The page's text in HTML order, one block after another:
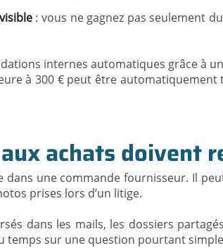
: vous ne gagnez pas seulement
internes automatiques grâce à un
à 300 € peut être
achats doivent
dans une commande fournisseur. Il
prises lors d’un litige.
dans les mails, les dossiers
temps sur une question pourtant